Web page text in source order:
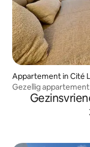
Appartement in Cité
Gezellig
auto check-in